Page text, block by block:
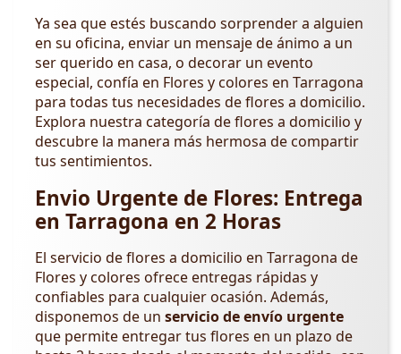
Ya sea que estés buscando sorprender a alguien
en su oficina, enviar un mensaje de ánimo a un
ser querido en casa, o decorar un evento
especial, confía en Flores y colores en Tarragona
para todas tus necesidades de flores a domicilio.
Explora nuestra categoría de flores a domicilio y
descubre la manera más hermosa de compartir
tus sentimientos.
Envio Urgente de Flores: Entrega
en Tarragona en 2 Horas
El servicio de flores a domicilio en Tarragona de
Flores y colores ofrece entregas rápidas y
confiables para cualquier ocasión. Además,
disponemos de un servicio de envío urgente
que permite entregar tus flores en un plazo de